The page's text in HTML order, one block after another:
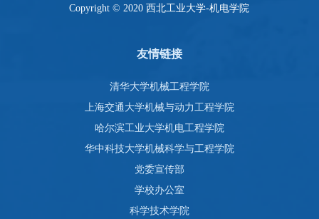
Copyright © 2020 西北工业大学-机电学院
友情链接
清华大学机械工程学院
上海交通大学机械与动力工程学院
哈尔滨工业大学机电工程学院
华中科技大学机械科学与工程学院
党委宣传部
学校办公室
科学技术学院